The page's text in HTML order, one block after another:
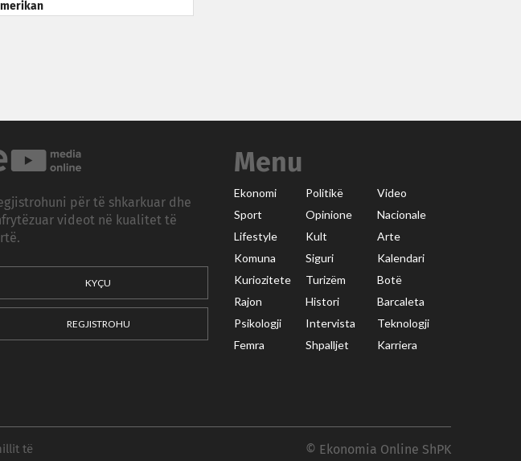
për të shkarkuar dhe
videot në kualitet të
KYÇU
REGJISTROHU
Menu
Ekonomi Politikë
Video
Sport
Opinione
Nacionale
Lifestyle
Kult
Arte
Komuna
Siguri
Kalendari
Kuriozitete
Turizëm
Botë
Rajon
Histori
Barcaleta
Psikologji
Intervista
Teknologji
Femra
Shpalljet Karriera
të
© Ekonomia Online ShPK